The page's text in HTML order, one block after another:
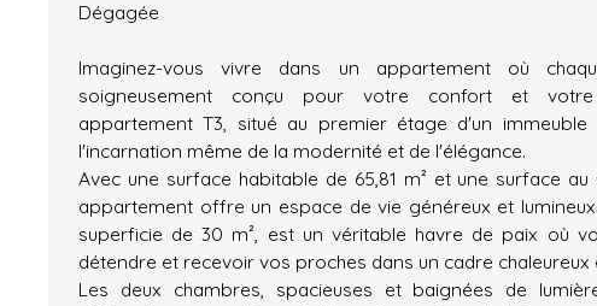
Dégagée
Imaginez-vous vivre dans un appartement où
soigneusement conçu pour votre confort et
appartement T3, situé au premier étage d'un
l'incarnation même de la modernité et de l'élégance.
Avec une surface habitable de 65,81 m² et une surface au
appartement offre un espace de vie généreux et
superficie de 30 m², est un véritable havre de paix où
détendre et recevoir vos proches dans un cadre chaleureux
Les deux chambres, spacieuses et baignées de